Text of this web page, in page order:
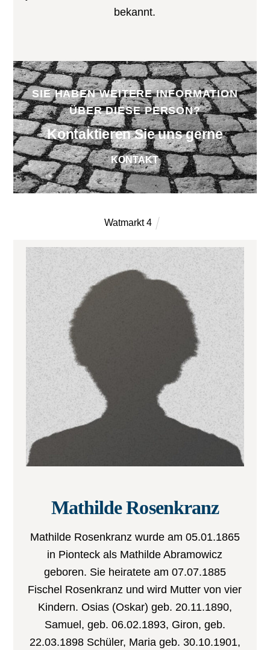
bekannt.
SIE HABEN WEITERE INFORMATION
ÜBER DIESE PERSON?
Kontaktieren Sie uns gerne
KONTAKT
Watmarkt 4
Mathilde Rosenkranz
Mathilde Rosenkranz wurde am 05.01.1865
in Pionteck als Mathilde Abramowicz
geboren. Sie heiratete am 07.07.1885
Fischel Rosenkranz und wird Mutter von vier
Kindern. Osias (Oskar) geb. 20.11.1890,
Samuel, geb. 06.02.1893, Giron, geb.
22.03.1898 Schüler, Maria geb. 30.10.1901,